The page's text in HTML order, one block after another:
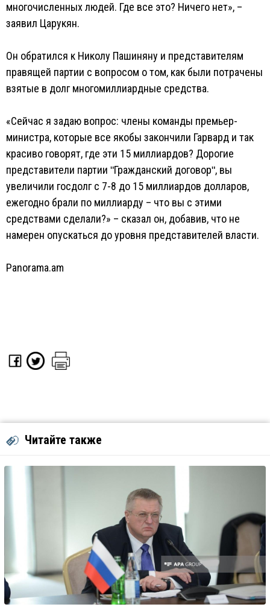
многочисленных людей. Где все это? Ничего нет», –
заявил Царукян.
Он обратился к Николу Пашиняну и представителям
правящей партии с вопросом о том, как были потрачены
взятые в долг многомиллиардные средства.
«Сейчас я задаю вопрос: члены команды премьер-
министра, которые все якобы закончили Гарвард и так
красиво говорят, где эти 15 миллиардов? Дорогие
представители партии ʺГражданский договорʺ, вы
увеличили госдолг с 7-8 до 15 миллиардов долларов,
ежегодно брали по миллиарду – что вы с этими
средствами сделали?» – сказал он, добавив, что не
намерен опускаться до уровня представителей власти.
Panorama.am
Читайте также